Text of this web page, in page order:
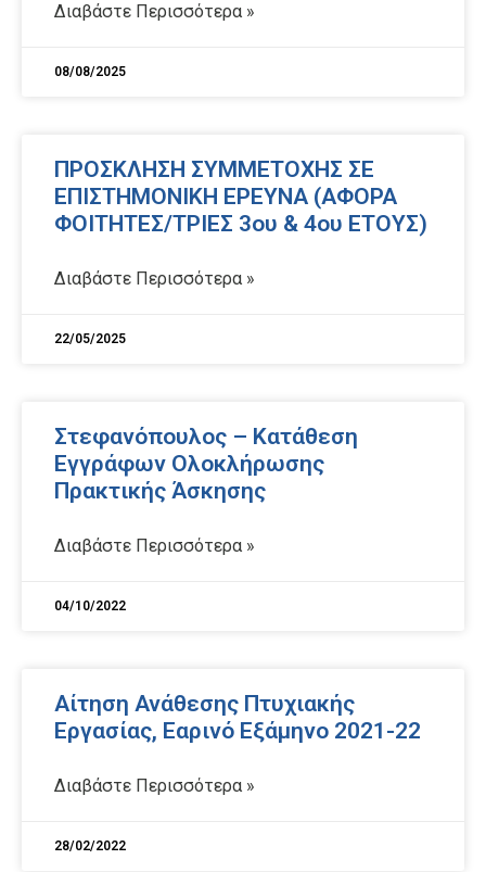
Διαβάστε Περισσότερα »
08/08/2025
ΠΡΟΣΚΛΗΣΗ ΣΥΜΜΕΤΟΧΗΣ ΣΕ
ΕΠΙΣΤΗΜΟΝΙΚΗ ΕΡΕΥΝΑ (ΑΦΟΡΑ
ΦΟΙΤΗΤΕΣ/ΤΡΙΕΣ 3ου & 4ου ΕΤΟΥΣ)
Διαβάστε Περισσότερα »
22/05/2025
Στεφανόπουλος – Κατάθεση
Εγγράφων Ολοκλήρωσης
Πρακτικής Άσκησης
Διαβάστε Περισσότερα »
04/10/2022
Αίτηση Ανάθεσης Πτυχιακής
Εργασίας, Εαρινό Εξάμηνο 2021-22
Διαβάστε Περισσότερα »
28/02/2022